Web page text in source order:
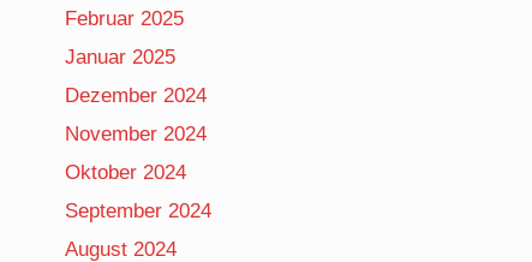
Februar 2025
Januar 2025
Dezember 2024
November 2024
Oktober 2024
September 2024
August 2024